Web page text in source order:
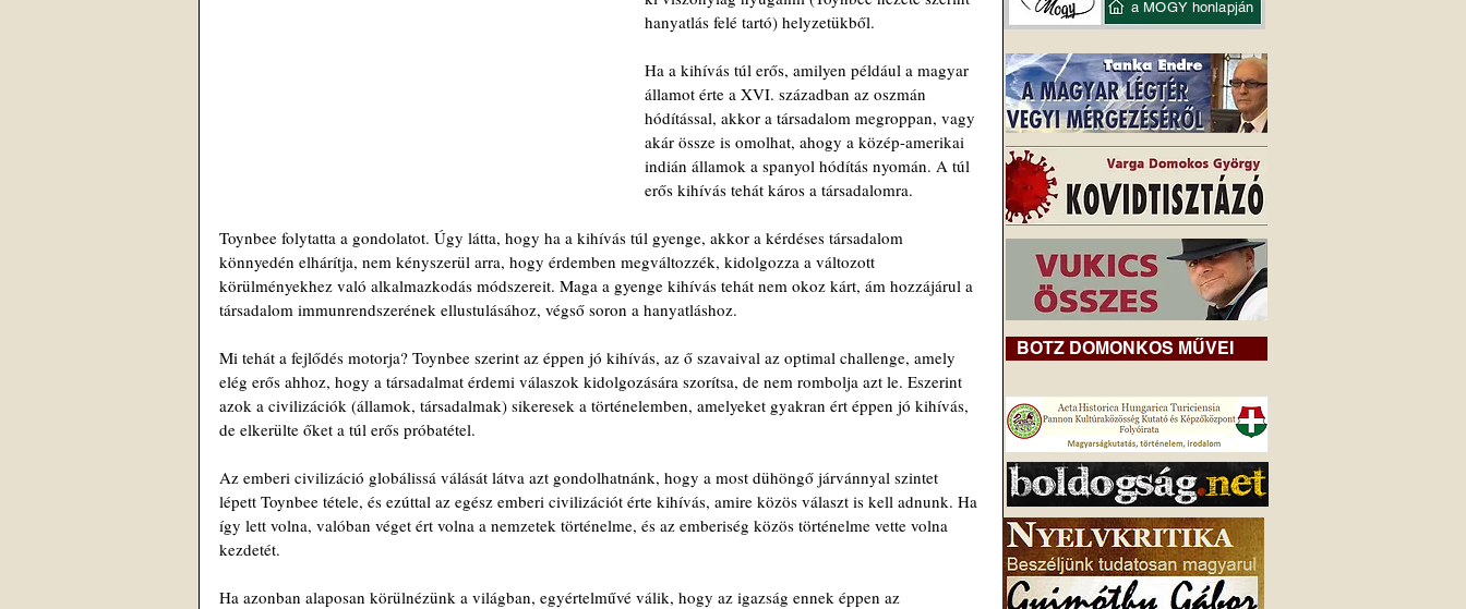
hanyatlás felé tartó) helyzetükből.
Ha a kihívás túl erős, amilyen például a magyar
államot érte a XVI. században az oszmán
hódítással, akkor a társadalom megroppan, vagy
akár össze is omolhat, ahogy a közép-amerikai
indián államok a spanyol hódítás nyomán. A túl
erős kihívás tehát káros a társadalomra.
Toynbee folytatta a gondolatot. Úgy látta, hogy ha a kihívás túl gyenge, akkor a kérdéses társadalom
könnyedén elhárítja, nem kényszerül arra, hogy érdemben megváltozzék, kidolgozza a változott
körülményekhez való alkalmazkodás módszereit. Maga a gyenge kihívás tehát nem okoz kárt, ám hozzájárul a
társadalom immunrendszerének ellustulásához, végső soron a hanyatláshoz.
Mi tehát a fejlődés motorja? Toynbee szerint az éppen jó kihívás, az ő szavaival az optimal challenge, amely
elég erős ahhoz, hogy a társadalmat érdemi válaszok kidolgozására szorítsa, de nem rombolja azt le. Eszerint
azok a civilizációk (államok, társadalmak) sikeresek a történelemben, amelyeket gyakran ért éppen jó kihívás,
de elkerülte őket a túl erős próbatétel.
Az emberi civilizáció globálissá válását látva azt gondolhatnánk, hogy a most dühöngő járvánnyal szintet
lépett Toynbee tétele, és ezúttal az egész emberi civilizációt érte kihívás, amire közös választ is kell adnunk. Ha
így lett volna, valóban véget ért volna a nemzetek történelme, és az emberiség közös történelme vette volna
kezdetét.
Ha azonban alaposan körülnézünk a világban, egyértelművé válik, hogy az igazság ennek éppen az
BOTZ DOMONKOS MŰVEI
a MOGY honlapján